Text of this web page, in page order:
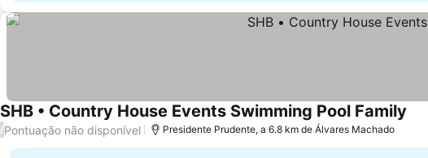
SHB • Country House Events Swimming Pool Family
/Pontuação não disponível Presidente Prudente, a 6.8 km de Álvares Machado